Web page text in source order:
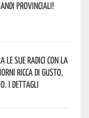
provinciali!
le sue radici con la
ricca di gusto,
I dettagli